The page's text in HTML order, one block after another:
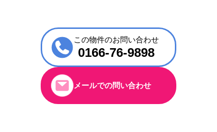
この物件のお問い合わせ
0166-76-9898
メールでの問い合わせ